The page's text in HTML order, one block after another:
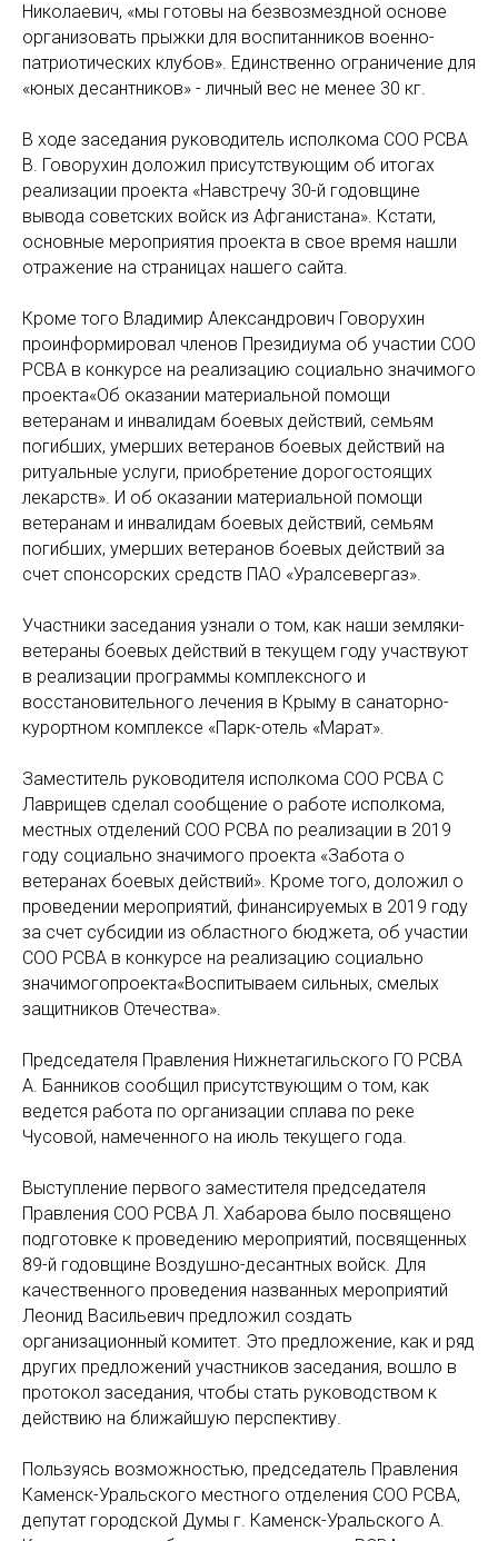
Николаевич, «мы готовы на безвозмездной основе
организовать прыжки для воспитанников военно-
патриотических клубов». Единственно ограничение для
«юных десантников» - личный вес не менее 30 кг.
В ходе заседания руководитель исполкома СОО РСВА
В. Говорухин доложил присутствующим об итогах
реализации проекта «Навстречу 30-й годовщине
вывода советских войск из Афганистана». Кстати,
основные мероприятия проекта в свое время нашли
отражение на страницах нашего сайта.
Кроме того Владимир Александрович Говорухин
проинформировал членов Президиума об участии СОО
РСВА в конкурсе на реализацию социально значимого
проекта«Об оказании материальной помощи
ветеранам и инвалидам боевых действий, семьям
погибших, умерших ветеранов боевых действий на
ритуальные услуги, приобретение дорогостоящих
лекарств». И об оказании материальной помощи
ветеранам и инвалидам боевых действий, семьям
погибших, умерших ветеранов боевых действий за
счет спонсорских средств ПАО «Уралсевергаз».
Участники заседания узнали о том, как наши земляки-
ветераны боевых действий в текущем году участвуют
в реализации программы комплексного и
восстановительного лечения в Крыму в санаторно-
курортном комплексе «Парк-отель «Марат».
Заместитель руководителя исполкома СОО РСВА С
Лаврищев сделал сообщение о работе исполкома,
местных отделений СОО РСВА по реализации в 2019
году социально значимого проекта «Забота о
ветеранах боевых действий». Кроме того, доложил о
проведении мероприятий, финансируемых в 2019 году
за счет субсидии из областного бюджета, об участии
СОО РСВА в конкурсе на реализацию социально
значимогопроекта«Воспитываем сильных, смелых
защитников Отечества».
Председателя Правления Нижнетагильского ГО РСВА
А. Банников сообщил присутствующим о том, как
ведется работа по организации сплава по реке
Чусовой, намеченного на июль текущего года.
Выступление первого заместителя председателя
Правления СОО РСВА Л. Хабарова было посвящено
подготовке к проведению мероприятий, посвященных
89-й годовщине Воздушно-десантных войск. Для
качественного проведения названных мероприятий
Леонид Васильевич предложил создать
организационный комитет. Это предложение, как и ряд
других предложений участников заседания, вошло в
протокол заседания, чтобы стать руководством к
действию на ближайшую перспективу.
Пользуясь возможностью, председатель Правления
Каменск-Уральского местного отделения СОО РСВА,
депутат городской Думы г. Каменск-Уральского А.